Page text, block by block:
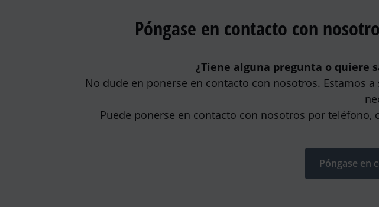
Póngase en contacto con
¿Tiene alguna pregunta o quiere
No dude en ponerse en contacto con nosotros. Estamos
Puede ponerse en contacto con nosotros por
Póngase en